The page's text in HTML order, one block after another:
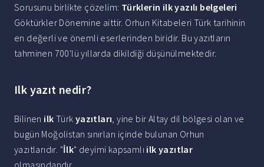
Sorusunu birlikte çözelim: Türklerin ilk yazılı belgeleri
Göktürkler Dönemine aittir. Orhun Kitabeleri Türk tarihinin
en değerli ve önemli eserlerinden biridir. Bu yazıtların
tahminen 700'lü yıllarda dikildiği düşünülmektedir.
Ilk yazıt nedir?
Bilinen ilk Türk yazıtları, yine bir Altay dil bölgesi olan ve
bugün Moğolistan sınırları içinde bulunan Orhun
yazıtlarıdır. "İlk" deyimi kapsamlı ilk yazıtlar